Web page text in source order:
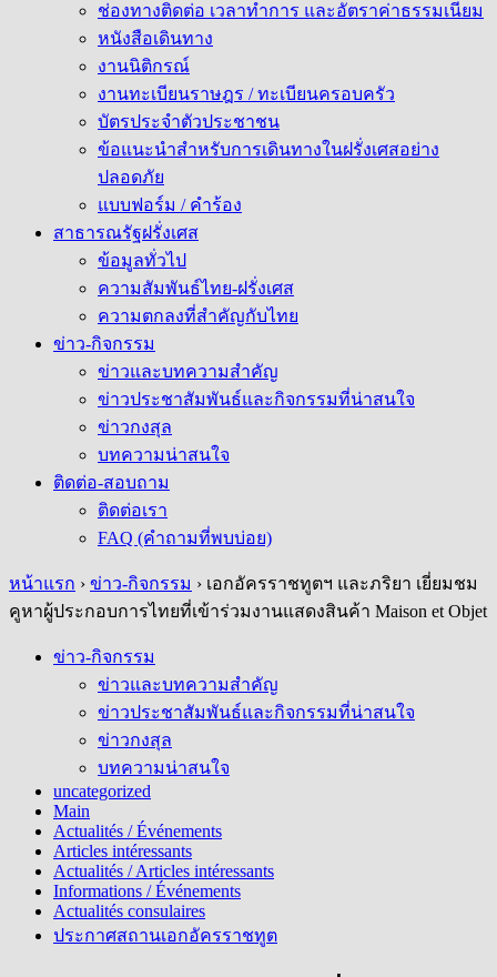
ช่องทางติดต่อ เวลาทำการ และอัตราค่าธรรมเนียม
หนังสือเดินทาง
งานนิติกรณ์
งานทะเบียนราษฎร / ทะเบียนครอบครัว
บัตรประจำตัวประชาชน
ข้อแนะนำสำหรับการเดินทางในฝรั่งเศสอย่าง
ปลอดภัย
แบบฟอร์ม / คำร้อง
สาธารณรัฐฝรั่งเศส
ข้อมูลทั่วไป
ความสัมพันธ์ไทย-ฝรั่งเศส
ความตกลงที่สำคัญกับไทย
ข่าว-กิจกรรม
ข่าวและบทความสำคัญ
ข่าวประชาสัมพันธ์และกิจกรรมที่น่าสนใจ
ข่าวกงสุล
บทความน่าสนใจ
ติดต่อ-สอบถาม
ติดต่อเรา
FAQ (คำถามที่พบบ่อย)
หน้าแรก › ข่าว-กิจกรรม › เอกอัครราชทูตฯ และภริยา เยี่ยมชม
คูหาผู้ประกอบการไทยที่เข้าร่วมงานแสดงสินค้า Maison et Objet
ข่าว-กิจกรรม
ข่าวและบทความสำคัญ
ข่าวประชาสัมพันธ์และกิจกรรมที่น่าสนใจ
ข่าวกงสุล
บทความน่าสนใจ
uncategorized
Main
Actualités / Événements
Articles intéressants
Actualités / Articles intéressants
Informations / Événements
Actualités consulaires
ประกาศสถานเอกอัครราชทูต